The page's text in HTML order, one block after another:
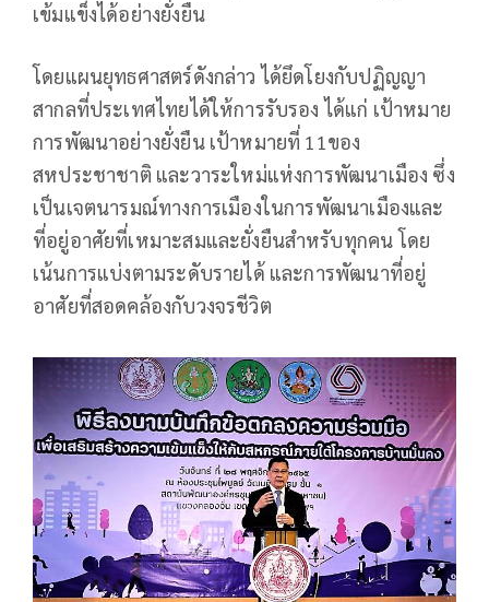
เข้มแข็งได้อย่างยั่งยืน
โดยแผนยุทธศาสตร์ดังกล่าว ได้ยึดโยงกับปฏิญญา
สากลที่ประเทศไทยได้ให้การรับรอง ได้แก่ เป้าหมาย
การพัฒนาอย่างยั่งยืน เป้าหมายที่ 11ของ
สหประชาชาติ และวาระใหม่แห่งการพัฒนาเมือง ซึ่ง
เป็นเจตนารมณ์ทางการเมืองในการพัฒนาเมืองและ
ที่อยู่อาศัยที่เหมาะสมและยั่งยืนสำหรับทุกคน โดย
เน้นการแบ่งตามระดับรายได้ และการพัฒนาที่อยู่
อาศัยที่สอดคล้องกับวงจรชีวิต